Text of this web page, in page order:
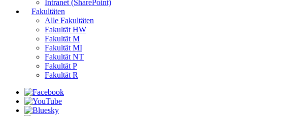
Intranet (SharePoint)
Fakultäten
Alle Fakultäten
Fakultät HW
Fakultät M
Fakultät MI
Fakultät NT
Fakultät P
Fakultät R